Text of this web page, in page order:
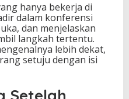
hanya bekerja di
dalam konferensi
dan menjelaskan
langkah tertentu.
lebih dekat,
setuju dengan isi